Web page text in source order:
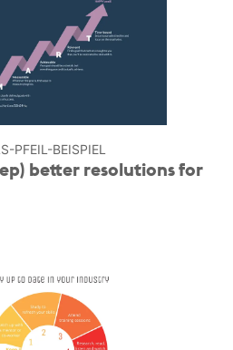
PFEIL-BEISPIEL
better resolutions for